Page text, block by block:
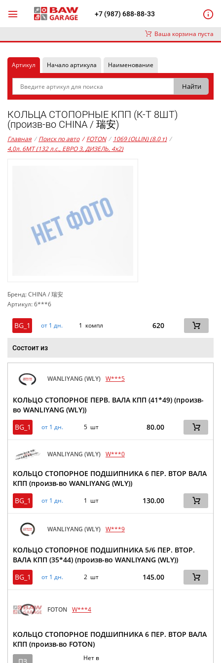
+7 (987) 688-88-33
Ваша корзина пуста
Артикул Начало артикула Наименование
КОЛЬЦА СТОПОРНЫЕ КПП (К-Т 8ШТ)
(произв-во CHINA / 瑞安)
Главная / Поиск по авто / FOTON / 1069 (OLLIN) (8.0 т) /
4,0л. 6MT (132 л.с., ЕВРО 3, ДИЗЕЛЬ, 4x2)
Бренд: CHINA / 瑞安
Артикул: 6***6
BG_1 от 1 дн. 1 компл 620
Состоит из
WANLIYANG (WLY) W***5
КОЛЬЦО СТОПОРНОЕ ПЕРВ. ВАЛА КПП (41*49) (произв-
во WANLIYANG (WLY))
BG_1
от 1 дн. 5 шт 80.00
WANLIYANG (WLY) W***0
КОЛЬЦО СТОПОРНОЕ ПОДШИПНИКА 6 ПЕР. ВТОР ВАЛА
КПП (произв-во WANLIYANG (WLY))
BG_1
от 1 дн. 1 шт 130.00
WANLIYANG (WLY) W***9
КОЛЬЦО СТОПОРНОЕ ПОДШИПНИКА 5/6 ПЕР. ВТОР.
ВАЛА КПП (35*44) (произв-во WANLIYANG (WLY))
BG_1
от 1 дн. 2 шт 145.00
FOTON W***4
КОЛЬЦО СТОПОРНОЕ ПОДШИПНИКА 6 ПЕР. ВТОР ВАЛА
КПП (произв-во FOTON)
Нет в